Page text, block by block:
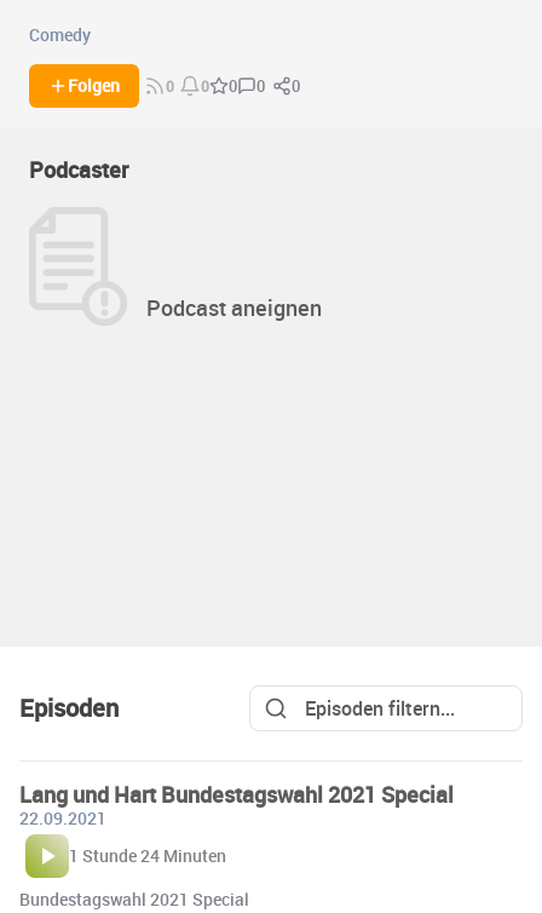
Comedy
Folgen 0 0 0 0 0
Podcaster
Podcast aneignen
Episoden
Lang und Hart Bundestagswahl 2021 Special
22.09.2021
1 Stunde 24 Minuten
Bundestagswahl 2021 Special